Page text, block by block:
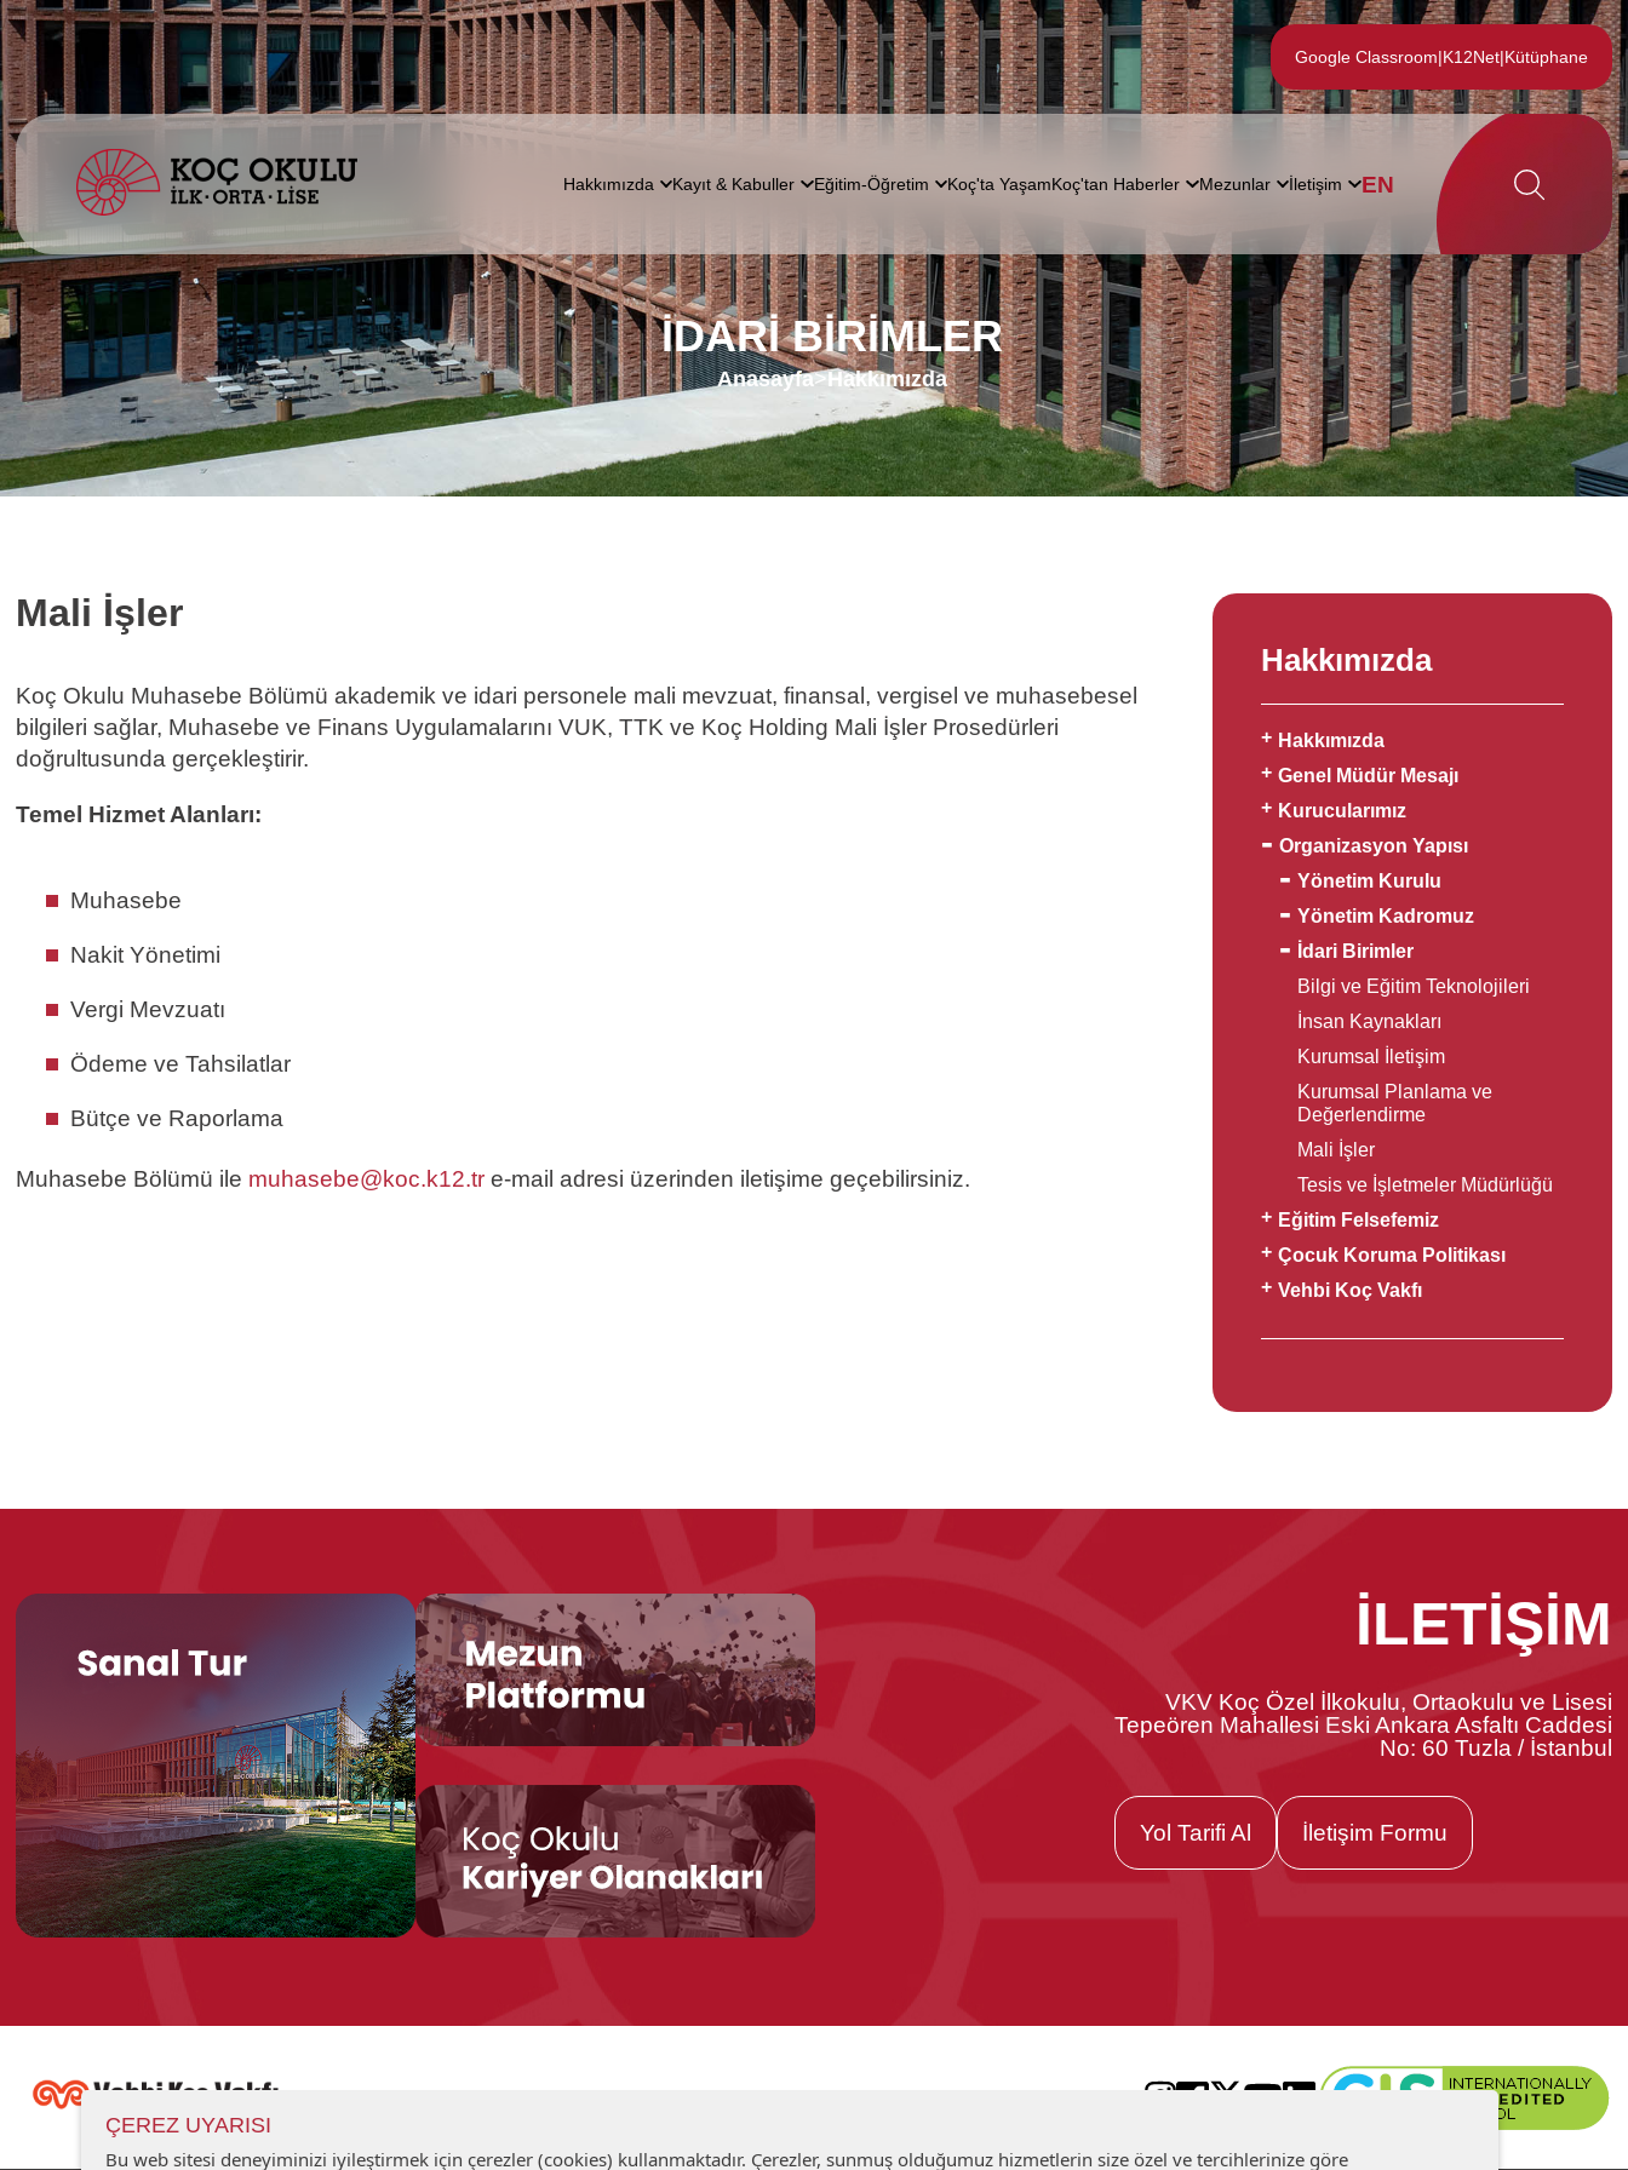
Google Classroom|K12Net|Kütüphane
Hakkımızda Kayıt & Kabuller Eğitim-Öğretim Koç'ta YaşamKoç'tan Haberler Mezunlar İletişim EN
İDARI BIRIMLER
Anasayfa>Hakkımızda
Mali İşler
Koç Okulu Muhasebe Bölümü akademik ve idari personele mali mevzuat, finansal, vergisel ve muhasebesel
bilgileri sağlar, Muhasebe ve Finans Uygulamalarını VUK, TTK ve Koç Holding Mali İşler Prosedürleri
doğrultusunda gerçekleştirir.
Temel Hizmet Alanları:
Muhasebe
Nakit Yönetimi
Vergi Mevzuatı
Ödeme ve Tahsilatlar
Bütçe ve Raporlama
Muhasebe Bölümü ile muhasebe@koc.k12.tr e-mail adresi üzerinden iletişime geçebilirsiniz.
Hakkımızda
Hakkımızda
Genel Müdür Mesajı
Kurucularımız
Organizasyon Yapısı
Yönetim Kurulu
Yönetim Kadromuz
İdari Birimler
Bilgi ve Eğitim Teknolojileri
İnsan Kaynakları
Kurumsal İletişim
Kurumsal Planlama ve
Değerlendirme
Mali İşler
Tesis ve İşletmeler Müdürlüğü
Eğitim Felsefemiz
Çocuk Koruma Politikası
Vehbi Koç Vakfı
İLETİŞİM
VKV Koç Özel İlkokulu, Ortaokulu ve Lisesi
Tepeören Mahallesi Eski Ankara Asfaltı Caddesi
No: 60 Tuzla / İstanbul
Yol Tarifi Al İletişim Formu
ÇEREZ UYARISI
Bu web sitesi deneyiminizi iyileştirmek için çerezler (cookies) kullanmaktadır. Çerezler, sunmuş olduğumuz hizmetlerin size özel ve tercihlerinize göre